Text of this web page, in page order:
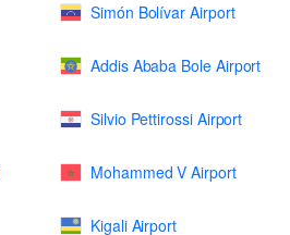
Simón Bolívar Airport
Addis Ababa Bole Airport
Silvio Pettirossi Airport
Mohammed V Airport
Kigali Airport